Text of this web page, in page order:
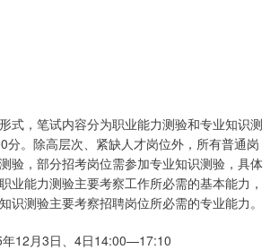
式，笔试内容分为职业能力测验和专业知识测
分。除高层次、紧缺人才岗位外，所有普通岗
验，部分招考岗位需参加专业知识测验，具体
业能力测验主要考察工作所必需的基本能力，
识测验主要考察招聘岗位所必需的专业能力。
12月3日、4日14:00—17:10